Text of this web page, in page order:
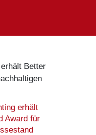
erhält
Award für